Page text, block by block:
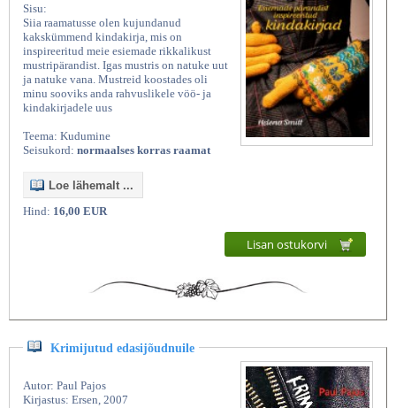
Sisu:
Siia raamatusse olen kujundanud
kakskümmend kindakirja, mis on
inspireeritud meie esiemade rikkalikust
mustripärandist. Igas mustris on natuke uut
ja natuke vana. Mustreid koostades oli
minu sooviks anda rahvuslikele vöö- ja
kindakirjadele uus
Teema: Kudumine
Seisukord: normaalses korras raamat
Loe lähemalt ...
Hind: 16,00 EUR
Lisan ostukorvi
Krimijutud edasijõudnuile
Autor: Paul Pajos
Kirjastus: Ersen, 2007